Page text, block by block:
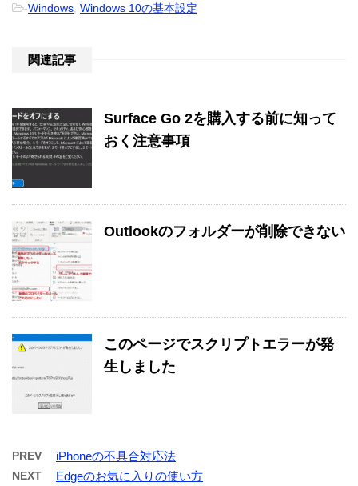
-Windows Windows 10の基本設定
関連記事
Surface Go 2を購入する前に知って
おく注意事項
Outlookのフォルダーが削除できない
このページでスクリプトエラーが発
生しました
PREV iPhoneの不具合対応法
NEXT Edgeのお気に入りの使い方